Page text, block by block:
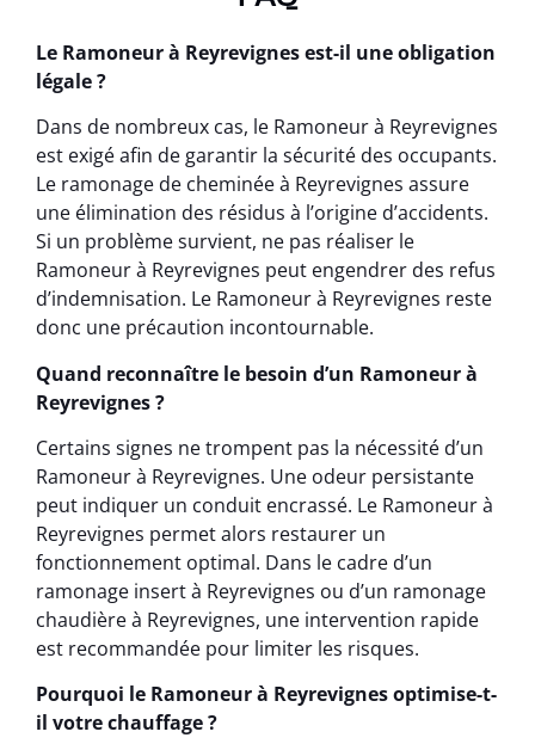
Le Ramoneur à Reyrevignes est-il une obligation
légale ?
Dans de nombreux cas, le Ramoneur à Reyrevignes
est exigé afin de garantir la sécurité des occupants.
Le ramonage de cheminée à Reyrevignes assure
une élimination des résidus à l’origine d’accidents.
Si un problème survient, ne pas réaliser le
Ramoneur à Reyrevignes peut engendrer des refus
d’indemnisation. Le Ramoneur à Reyrevignes reste
donc une précaution incontournable.
Quand reconnaître le besoin d’un Ramoneur à
Reyrevignes ?
Certains signes ne trompent pas la nécessité d’un
Ramoneur à Reyrevignes. Une odeur persistante
peut indiquer un conduit encrassé. Le Ramoneur à
Reyrevignes permet alors restaurer un
fonctionnement optimal. Dans le cadre d’un
ramonage insert à Reyrevignes ou d’un ramonage
chaudière à Reyrevignes, une intervention rapide
est recommandée pour limiter les risques.
Pourquoi le Ramoneur à Reyrevignes optimise-t-
il votre chauffage ?